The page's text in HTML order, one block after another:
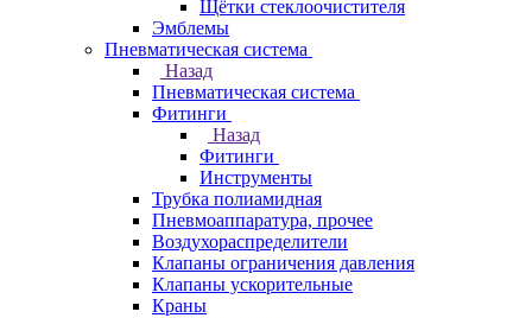
Щётки стеклоочистителя
Эмблемы
Пневматическая система
Назад
Пневматическая система
Фитинги
Назад
Фитинги
Инструменты
Трубка полиамидная
Пневмоаппаратура, прочее
Воздухораспределители
Клапаны ограничения давления
Клапаны ускорительные
Краны